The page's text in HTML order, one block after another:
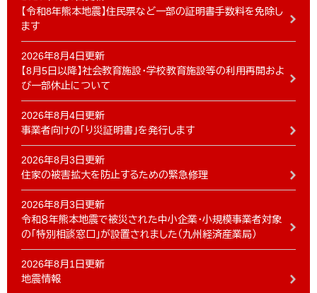
【令和8年熊本地震】住民票など一部の証明書手数料を免除し
ます
2026年8月4日更新
【8月5日以降】社会教育施設・学校教育施設等の利用再開およ
び一部休止について
2026年8月4日更新
事業者向けの「り災証明書」を発行します
2026年8月3日更新
住家の被害拡大を防止するための緊急修理
2026年8月3日更新
令和８年熊本地震で被災された中小企業・小規模事業者対象
の「特別相談窓口」が設置されました（九州経済産業局）
2026年8月1日更新
地震情報